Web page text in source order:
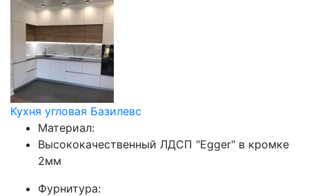
Кухня угловая Базилевс
Материал:
Высококачественный ЛДСП "Egger" в кромке
2мм
Фурнитура: